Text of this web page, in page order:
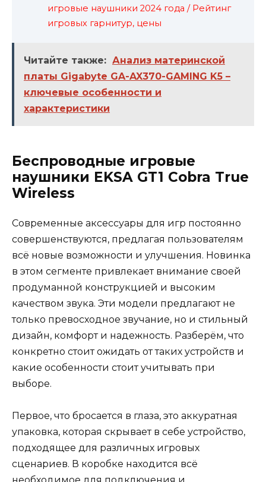
игровые наушники 2024 года / Рейтинг
игровых гарнитур, цены
Читайте также: Анализ материнской
платы Gigabyte GA-AX370-GAMING K5 –
ключевые особенности и
характеристики
Беспроводные игровые
наушники EKSA GT1 Cobra True
Wireless
Современные аксессуары для игр постоянно
совершенствуются, предлагая пользователям
всё новые возможности и улучшения. Новинка
в этом сегменте привлекает внимание своей
продуманной конструкцией и высоким
качеством звука. Эти модели предлагают не
только превосходное звучание, но и стильный
дизайн, комфорт и надежность. Разберём, что
конкретно стоит ожидать от таких устройств и
какие особенности стоит учитывать при
выборе.
Первое, что бросается в глаза, это аккуратная
упаковка, которая скрывает в себе устройство,
подходящее для различных игровых
сценариев. В коробке находится всё